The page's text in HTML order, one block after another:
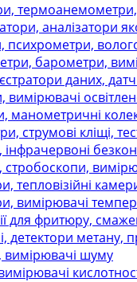
термоанемометри,
аналізатори
психрометри,
барометри,
даних,
манометричні
струмові кліщі,
тепловізійні
вимірювачі
для фритюру,
детектори
шуму